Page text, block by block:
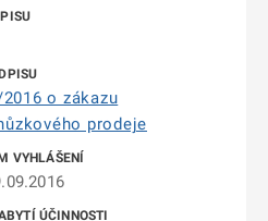
o zákazu
prodeje